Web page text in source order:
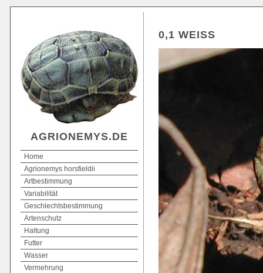
AGRIONEMYS.DE
Home
Agrionemys horsfieldii
Artbestimmung
Variabilität
Geschlechtsbestimmung
Artenschutz
Haltung
Futter
Wasser
Vermehrung
0,1 WEISS